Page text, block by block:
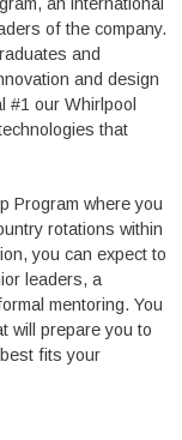
of the company.
and
and design
#1 our Whirlpool
that
Program where you
rotations within
you can expect to
leaders, a
mentoring. You
will prepare you to
fits your